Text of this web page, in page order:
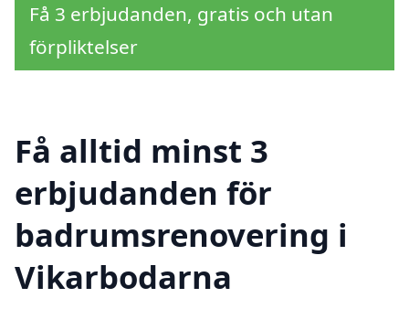
Få 3 erbjudanden, gratis och utan
förpliktelser
Få alltid minst 3
erbjudanden för
badrumsrenovering i
Vikarbodarna